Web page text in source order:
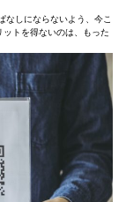
なしにならないよう、今こ
トを得ないのは、もった